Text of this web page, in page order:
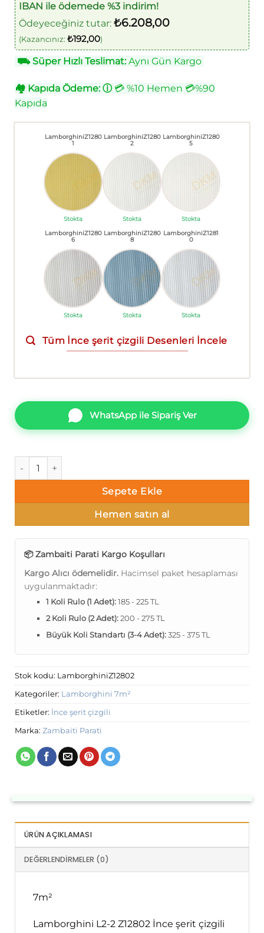
IBAN ile ödemede %3 indirim!
Ödeyeceğiniz tutar: ₺6.208,00
(Kazancınız: ₺192,00)
⛟Süper Hızlı Teslimat:Aynı Gün Kargo
🏘 Kapıda Ödeme: ⓘ💳 %10 Hemen 💳%90
Kapıda
LamborghiniZ1280
1
Stokta
LamborghiniZ1280
2
Stokta
LamborghiniZ1280
5
Stokta
LamborghiniZ1280
6
Stokta
LamborghiniZ1280
8
Stokta
LamborghiniZ1281
0
Stokta
Tüm İnce şerit çizgili Desenleri İncele
WhatsApp ile Sipariş Ver
Lamborghini L2-2 Z12802 İnce şerit çizgili Duvar Kağıdı 7m²
Sepete Ekle
Hemen satın al
📦 Zambaiti Parati Kargo Koşulları
Kargo Alıcı ödemelidir. Hacimsel paket hesaplaması
uygulanmaktadır:
1 Koli Rulo (1 Adet):185 - 225 TL
2 Koli Rulo (2 Adet):200 - 275 TL
Büyük Koli Standartı (3-4 Adet):325 - 375 TL
Stok kodu: LamborghiniZ12802
Kategoriler: Lamborghini 7m²
Etiketler: İnce şerit çizgili
Marka: Zambaiti Parati
ÜRÜN AÇIKLAMASI
DEĞERLENDIRMELER (0)
7m²
Lamborghini L2-2 Z12802 İnce şerit çizgili